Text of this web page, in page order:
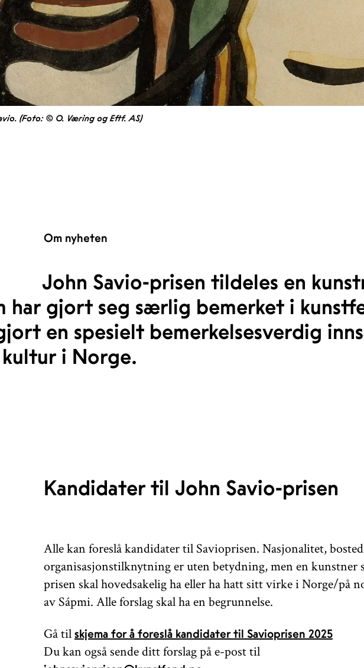
(Foto: © O. Væring og Eftf. AS)
Om nyheten
John Savio-prisen tildeles en
har gjort seg særlig bemerket i
en spesielt bemerkelsesverdig
i Norge.
Kandidater til John Savio-prisen
Alle kan foreslå kandidater til Savioprisen. Nasjonalitet,
organisasjonstilknytning er uten betydning, men en kunstner
prisen skal hovedsakelig ha eller ha hatt sitt virke i Norge/på
av Sápmi. Alle forslag skal ha en begrunnelse.
Gå til skjema for å foreslå kandidater til Savioprisen 2025
Du kan også sende ditt forslag på e-post til